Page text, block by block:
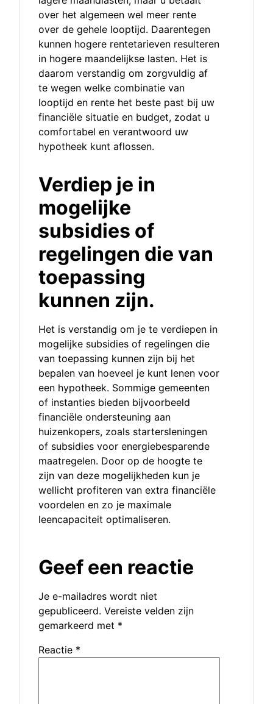
over het algemeen wel meer rente
over de gehele looptijd. Daarentegen
kunnen hogere rentetarieven resulteren
in hogere maandelijkse lasten. Het is
daarom verstandig om zorgvuldig af
te wegen welke combinatie van
looptijd en rente het beste past bij uw
financiële situatie en budget, zodat u
comfortabel en verantwoord uw
hypotheek kunt aflossen.
Verdiep je in
mogelijke
subsidies of
regelingen die van
toepassing
kunnen zijn.
Het is verstandig om je te verdiepen in
mogelijke subsidies of regelingen die
van toepassing kunnen zijn bij het
bepalen van hoeveel je kunt lenen voor
een hypotheek. Sommige gemeenten
of instanties bieden bijvoorbeeld
financiële ondersteuning aan
huizenkopers, zoals startersleningen
of subsidies voor energiebesparende
maatregelen. Door op de hoogte te
zijn van deze mogelijkheden kun je
wellicht profiteren van extra financiële
voordelen en zo je maximale
leencapaciteit optimaliseren.
Geef een reactie
Je e-mailadres wordt niet
gepubliceerd. Vereiste velden zijn
gemarkeerd met *
Reactie *